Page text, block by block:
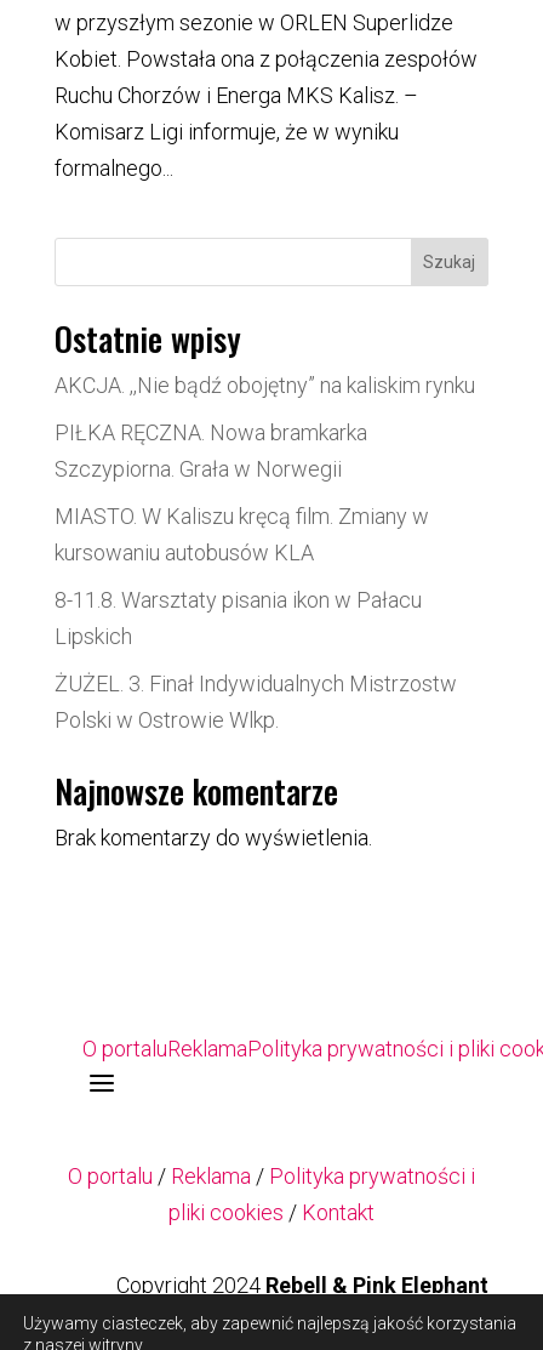
w przyszłym sezonie w ORLEN Superlidze
Kobiet. Powstała ona z połączenia zespołów
Ruchu Chorzów i Energa MKS Kalisz. –
Komisarz Ligi informuje, że w wyniku
formalnego...
Szukaj
Ostatnie wpisy
AKCJA. ,,Nie bądź obojętny” na kaliskim rynku
PIŁKA RĘCZNA. Nowa bramkarka
Szczypiorna. Grała w Norwegii
MIASTO. W Kaliszu kręcą film. Zmiany w
kursowaniu autobusów KLA
8-11.8. Warsztaty pisania ikon w Pałacu
Lipskich
ŻUŻEL. 3. Finał Indywidualnych Mistrzostw
Polski w Ostrowie Wlkp.
Najnowsze komentarze
Brak komentarzy do wyświetlenia.
O portaluReklamaPolityka prywatności i pliki
a
O portalu / Reklama / Polityka prywatności i
pliki cookies / Kontakt
Copyright 2024 Rebell & Pink Elephant
Używamy ciasteczek, aby zapewnić najlepszą jakość korzystania
z naszej witryny.